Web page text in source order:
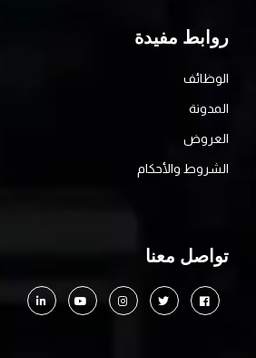
روابط مفيدة
الوظائف
المدونة
العروض
الشروط والأحكام
تواصل معنا